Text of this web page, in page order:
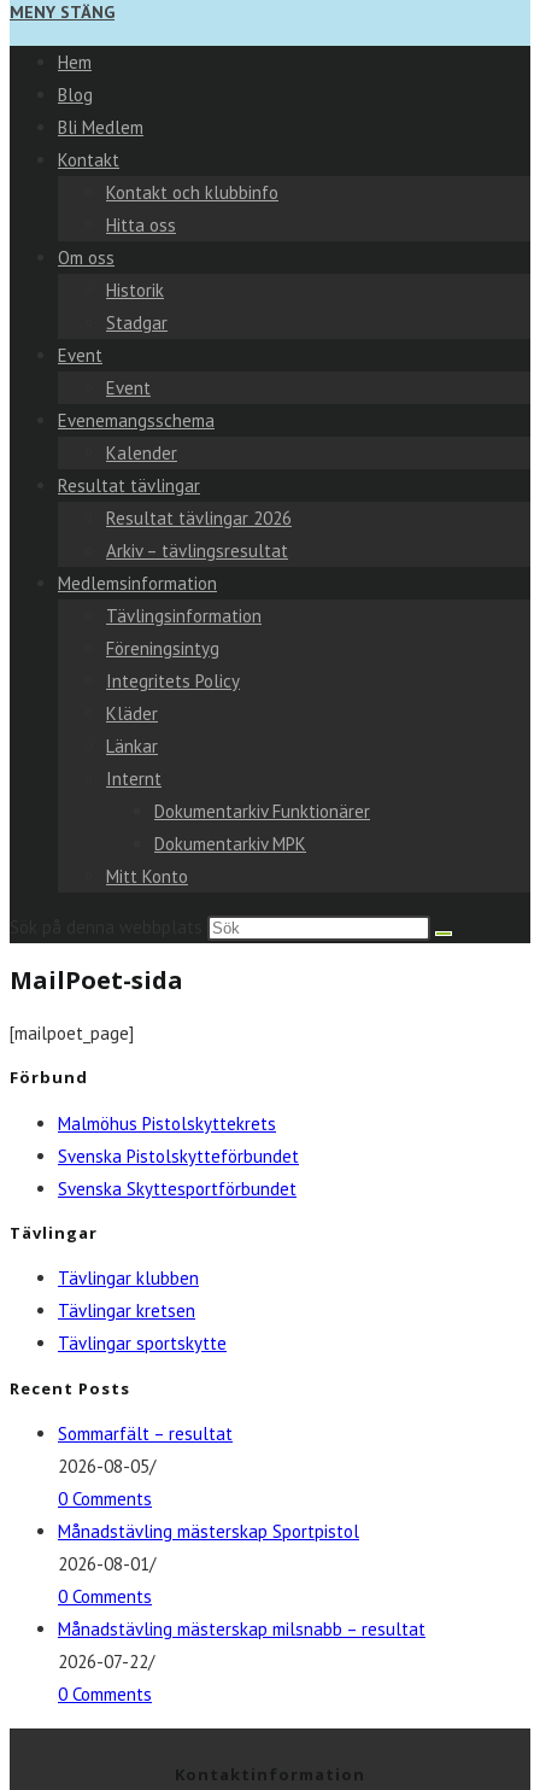
MENY STÄNG
Hem
Blog
Bli Medlem
Kontakt
Kontakt och klubbinfo
Hitta oss
Om oss
Historik
Stadgar
Event
Event
Evenemangsschema
Kalender
Resultat tävlingar
Resultat tävlingar 2026
Arkiv – tävlingsresultat
Medlemsinformation
Tävlingsinformation
Föreningsintyg
Integritets Policy
Kläder
Länkar
Internt
Dokumentarkiv Funktionärer
Dokumentarkiv MPK
Mitt Konto
MailPoet-sida
[mailpoet_page]
Förbund
Malmöhus Pistolskyttekrets
Svenska Pistolskytteförbundet
Svenska Skyttesportförbundet
Tävlingar
Tävlingar klubben
Tävlingar kretsen
Tävlingar sportskytte
Recent Posts
Sommarfält – resultat
2026-08-05/
0 Comments
Månadstävling mästerskap Sportpistol
2026-08-01/
0 Comments
Månadstävling mästerskap milsnabb – resultat
2026-07-22/
0 Comments
Kontaktinformation